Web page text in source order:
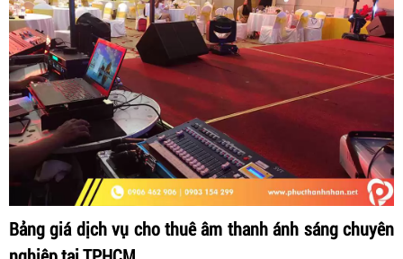
Bảng giá dịch vụ cho thuê âm thanh ánh sáng chuyên